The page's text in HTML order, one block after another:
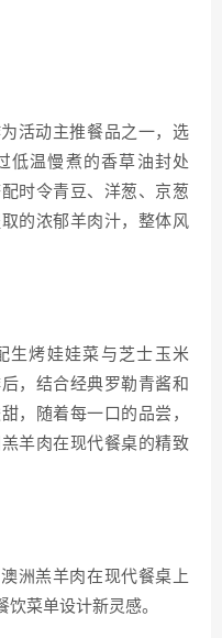
活动主推餐品之一，选
低温慢煮的香草油封处
时令青豆、洋葱、京葱
的浓郁羊肉汁，整体风
生烤娃娃菜与芝士玉米
，结合经典罗勒青酱和
，随着每一口的品尝，
羊肉在现代餐桌的精致
洲羔羊肉在现代餐桌上
菜单设计新灵感。